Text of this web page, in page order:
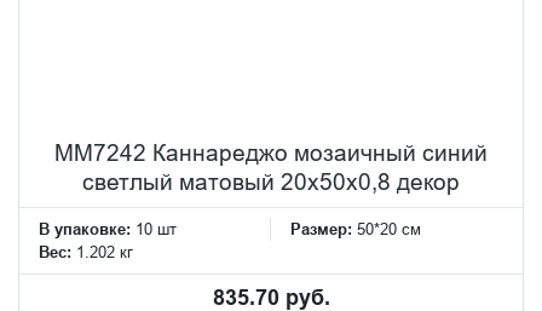
MM7242 Каннареджо мозаичный синий
светлый матовый 20x50x0,8 декор
В упаковке: 10 шт Размер: 50*20 см
Вес: 1.202 кг
835.70 руб.